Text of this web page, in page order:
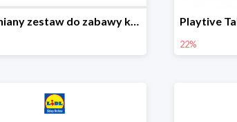
Drewniany zestaw do zabawy kolejką - farma i wiadukt
22%